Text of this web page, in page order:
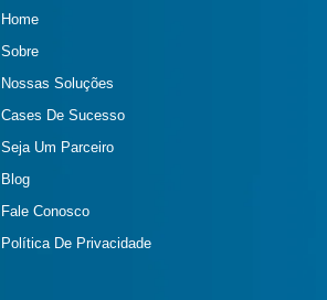
Home
Sobre
Nossas Soluções
Cases De Sucesso
Seja Um Parceiro
Blog
Fale Conosco
Política De Privacidade